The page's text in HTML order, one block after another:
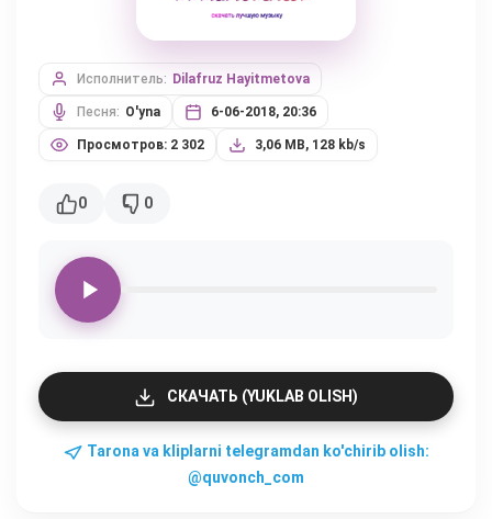
Исполнитель: Dilafruz Hayitmetova
Песня: O'yna 6-06-2018, 20:36
Просмотров: 2 302 3,06 MB, 128 kb/s
0 0
СКАЧАТЬ (YUKLAB OLISH)
Tarona va kliplarni telegramdan ko'chirib olish:
@quvonch_com